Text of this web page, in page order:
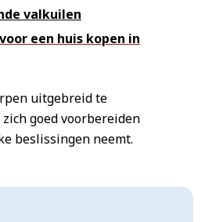
valkuilen
een huis kopen in
uitgebreid te
goed voorbereiden
beslissingen neemt.